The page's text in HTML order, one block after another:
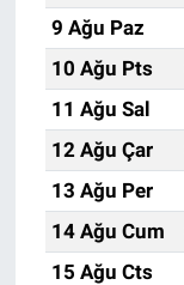
9 Ağu Paz
10 Ağu Pts
11 Ağu Sal
12 Ağu Çar
13 Ağu Per
14 Ağu Cum
15 Ağu Cts